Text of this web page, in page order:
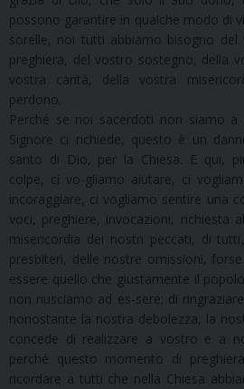
possono garantire in qualche modo di
sorelle, noi tutti abbiamo bisogno
preghiera, del vostro sostegno, della
vostra carità, della vostra
perdono.
Perché se noi sacerdoti non siamo a
Signore ci richiede, questo è un
santo di Dio, per la Chiesa. E qui,
colpe, ci vo-gliamo aiutare, ci
incoraggiare, ci vogliamo sentire una
voci, preghiere, invocazioni, richiesta
misericordia dei nostri peccati, di
presbiteri, delle nostre omissioni,
essere quello che giustamente il
non riusciamo ad es-sere; di
nonostante la nostra debolezza, la
concede di realizzare a vostro e a
perché questo momento di
ricordare a tutti che nella Chiesa